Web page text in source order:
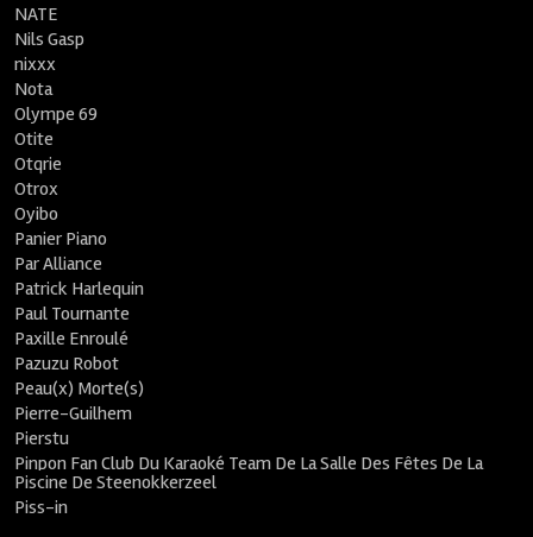
NATE
Nils Gasp
nixxx
Nota
Olympe 69
Otite
Otqrie
Otrox
Oyibo
Panier Piano
Par Alliance
Patrick Harlequin
Paul Tournante
Paxille Enroulé
Pazuzu Robot
Peau(x) Morte(s)
Pierre-Guilhem
Pierstu
Pinpon Fan Club Du Karaoké Team De La Salle Des Fêtes De La
Piscine De Steenokkerzeel
Piss-in